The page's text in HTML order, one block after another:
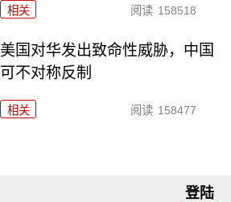
相关 阅读 158518
美国对华发出致命性威胁，中国
可不对称反制
相关 阅读 158477
登陆